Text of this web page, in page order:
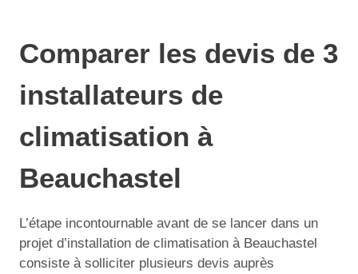
Comparer les devis de 3
installateurs de
climatisation à
Beauchastel
L’étape incontournable avant de se lancer dans un
projet d’installation de climatisation à Beauchastel
consiste à solliciter plusieurs devis auprès